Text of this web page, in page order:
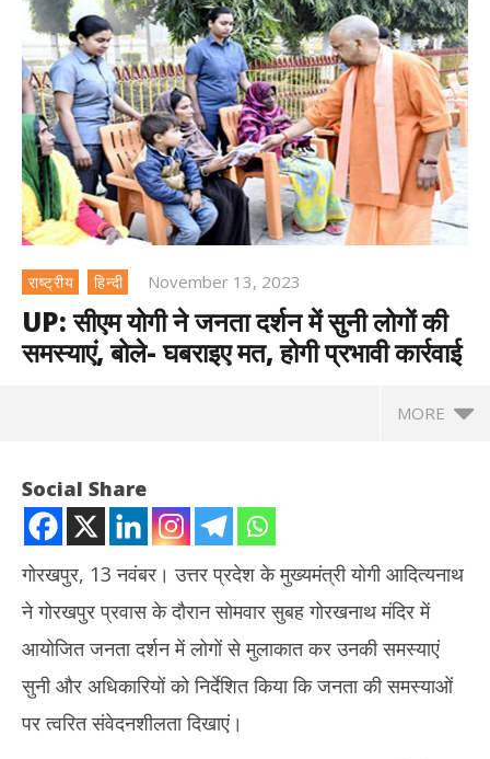
राष्ट्रीय हिन्दी November 13, 2023
UP: सीएम योगी ने जनता दर्शन में सुनी लोगों की
समस्याएं, बोले- घबराइए मत, होगी प्रभावी कार्रवाई
MORE
NOW VIEWING
Social Share
गोरखपुर, 13 नवंबर। उत्तर प्रदेश के मुख्यमंत्री योगी आदित्यनाथ
ने गोरखपुर प्रवास के दौरान सोमवार सुबह गोरखनाथ मंदिर में
आयोजित जनता दर्शन में लोगों से मुलाकात कर उनकी समस्याएं
सुनी और अधिकारियों को निर्देशित किया कि जनता की समस्याओं
पर त्वरित संवेदनशीलता दिखाएं।